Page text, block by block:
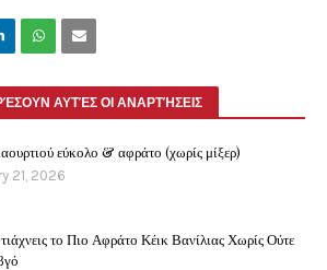
ΑΥΤΈΣ ΟΙ ΑΝΑΡΤΉΣΕΙΣ
εύκολο & αφράτο (χωρίς μίξερ)
21, 2026
το Πιο Αφράτο Κέικ Βανίλιας Χωρίς Ούτε